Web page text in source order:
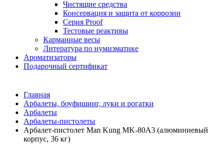
Чистящие средства
Консервация и защита от коррозии
Серия Proof
Тестовые реактивы
Карманные весы
Литература по нумизматике
Ароматизаторы
Подарочный сертификат
Главная
Арбалеты, боуфишинг, луки и рогатки
Арбалеты
Арбалеты-пистолеты
Арбалет-пистолет Man Kung MK-80A3 (алюминиевый
корпус, 36 кг)